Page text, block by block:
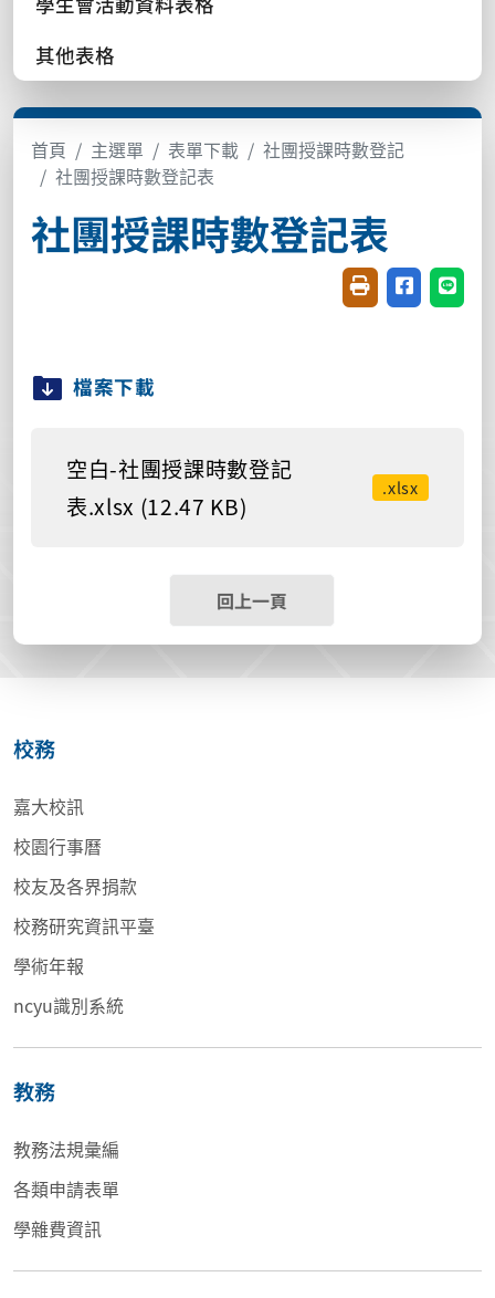
其他表格
首頁 主選單 表單下載
社團授課時數登記
社團授課時數登記表
社團授課時數登記表
友善列印(開新視
分享至臉書
分享
檔案下載
空白-社團授課時數登記
表.xlsx (12.47 KB)
.xlsx
回上一頁
校務
嘉大校訊
校園行事曆
校友及各界捐款
校務研究資訊平臺
學術年報
ncyu識別系統
教務
教務法規彙編
各類申請表單
學雜費資訊